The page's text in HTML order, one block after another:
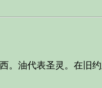
。油代表圣灵。在旧